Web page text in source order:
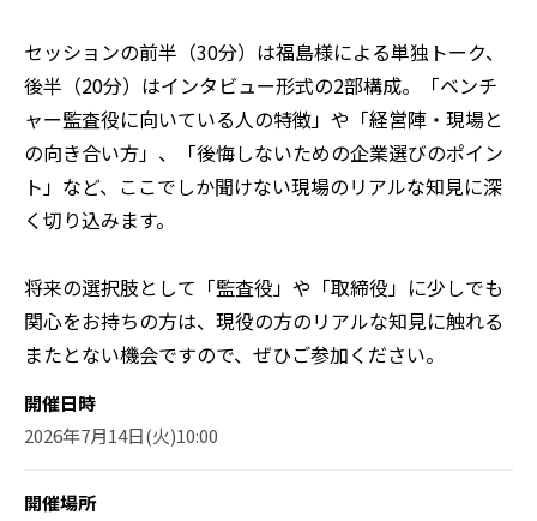
セッションの前半（30分）は福島様による単独トーク、
後半（20分）はインタビュー形式の2部構成。「ベンチ
ャー監査役に向いている人の特徴」や「経営陣・現場と
の向き合い方」、「後悔しないための企業選びのポイン
ト」など、ここでしか聞けない現場のリアルな知見に深
く切り込みます。
将来の選択肢として「監査役」や「取締役」に少しでも
関心をお持ちの方は、現役の方のリアルな知見に触れる
またとない機会ですので、ぜひご参加ください。
開催日時
2026年7月14日(火)10:00
開催場所